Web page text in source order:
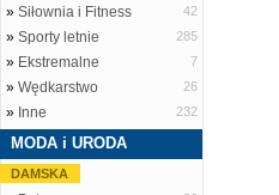
» Siłownia i Fitness 42
» Sporty letnie 285
» Ekstremalne 7
» Wędkarstwo 26
» Inne 232
MODA i URODA
DAMSKA